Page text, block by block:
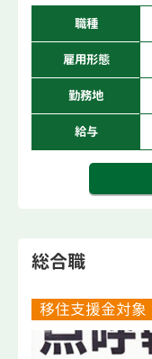
職種
雇用形態
勤務地
給与
総合職
移住支援金対象